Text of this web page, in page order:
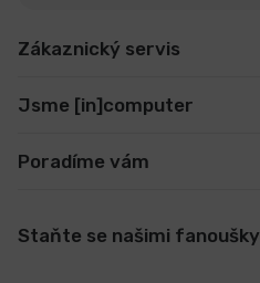
Zákaznický servis
Jsme [in]computer
Poradíme vám
Staňte se našimi fanoušky